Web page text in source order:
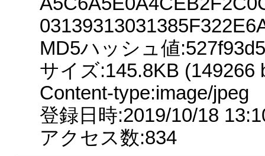
MD5ハッシュ値
サイズ:145.8KB (149266
Content-type:image/jpeg
登録日時:2019/10/18
アクセス数:834